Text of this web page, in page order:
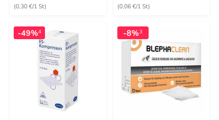
(0,30 €/1 St) (0,06 €/1 St)
-49%4 -8%3